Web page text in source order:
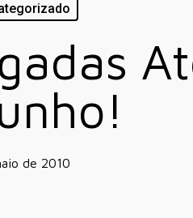
de 2010